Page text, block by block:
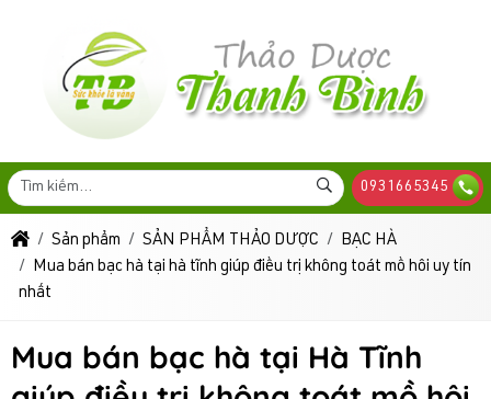
0931665345
Sản phẩm SẢN PHẨM THẢO DƯỢC
BẠC HÀ
Mua bán bạc hà tại hà tĩnh giúp điều trị không toát mồ hôi uy tín
nhất
Mua bán bạc hà tại Hà Tĩnh